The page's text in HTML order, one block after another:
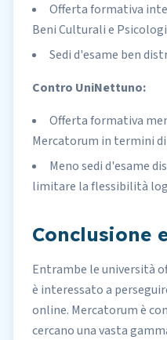
Offerta formativa
Beni Culturali e
Sedi d'esame ben
Contro UniNettuno:
Offerta formativa
Mercatorum in termini
Meno sedi d'esame
limitare la flessibilità
Conclusione
Entrambe le università
è interessato a
online. Mercatorum è
cercano una vasta